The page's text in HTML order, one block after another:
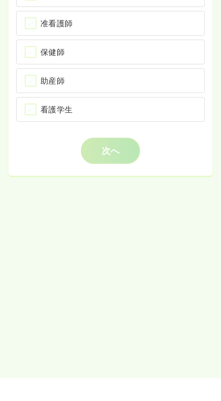
准看護師
保健師
助産師
看護学生
次へ